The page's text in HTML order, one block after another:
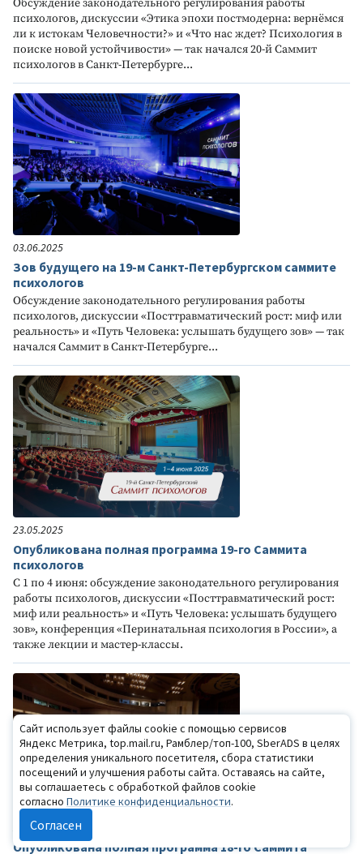
Обсуждение законодательного регулирования работы
психологов, дискуссии «Этика эпохи постмодерна: вернёмся
ли к истокам Человечности?» и «Что нас ждет? Психология в
поиске новой устойчивости» — так начался 20-й Саммит
психологов в Санкт-Петербурге...
03.06.2025
Зов будущего на 19-м Санкт-Петербургском саммите
психологов
Обсуждение законодательного регулирования работы
психологов, дискуссии «Посттравматический рост: миф или
реальность» и «Путь Человека: услышать будущего зов» — так
начался Саммит в Санкт-Петербурге...
23.05.2025
Опубликована полная программа 19-го Саммита
психологов
С 1 по 4 июня: обсуждение законодательного регулирования
работы психологов, дискуссии «Посттравматический рост:
миф или реальность» и «Путь Человека: услышать будущего
зов», конференция «Перинатальная психология в России», а
также лекции и мастер-классы.
22.05.2024
Опубликована полная программа 18-го Саммита
Сайт использует файлы cookie с помощью сервисов
Яндекс Метрика, top.mail.ru, Рамблер/топ-100, SberADS в целях
определения уникального посетителя, сбора статистики
посещений и улучшения работы сайта. Оставаясь на сайте,
вы соглашаетесь с обработкой файлов cookie
согласно Политике конфиденциальности.
Согласен